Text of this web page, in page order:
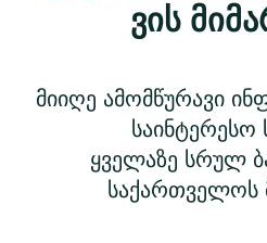
ვის
მიიღე ამომწურავი
საინტერესო
ყველაზე სრულ
საქართველოს